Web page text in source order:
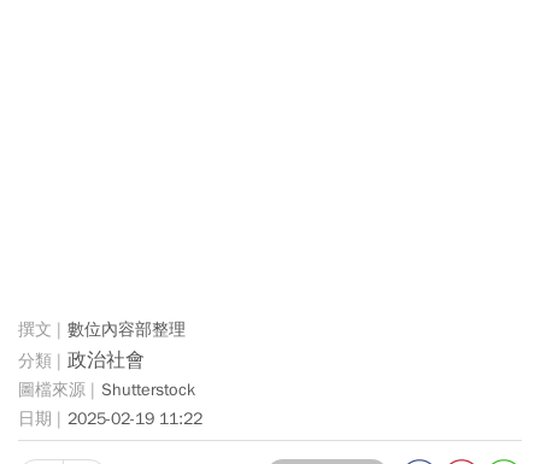
數位內容部整理
政治社會
Shutterstock
2025-02-19 11:22